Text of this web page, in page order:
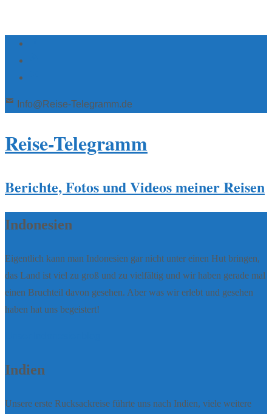
Info@Reise-Telegramm.de
Reise-Telegramm
Berichte, Fotos und Videos meiner Reisen
Indonesien
Eigentlich kann man Indonesien gar nicht unter einen Hut bringen,
das Land ist viel zu groß und zu vielfältig und wir haben gerade mal
einen Bruchteil davon gesehen. Aber was wir erlebt und gesehen
haben hat uns begeistert!
Indien
Unsere erste Rucksackreise führte uns nach Indien, viele weitere